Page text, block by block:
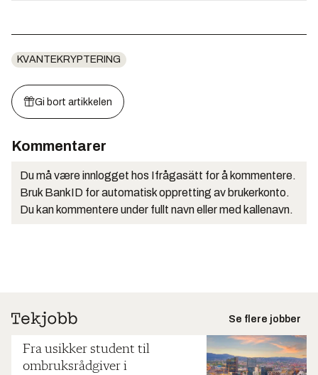
KVANTEKRYPTERING
Gi bort artikkelen
Kommentarer
Du må være innlogget hos Ifrågasätt for å kommentere.
Bruk BankID for automatisk oppretting av brukerkonto.
Du kan kommentere under fullt navn eller med kallenavn.
Se flere jobber
Fra usikker student til
ombruksrådgiver i